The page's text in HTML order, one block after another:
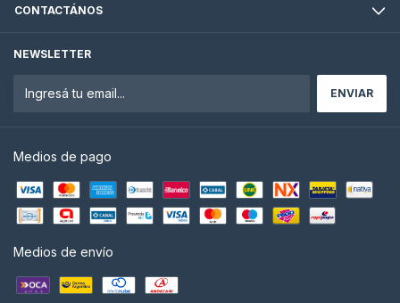
CONTACTÁNOS
NEWSLETTER
Medios de pago
Medios de envío